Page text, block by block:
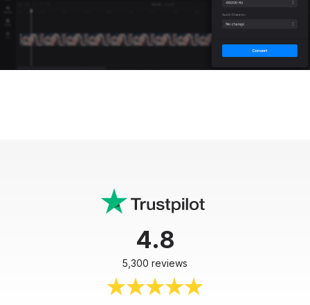
4.8
5,300 reviews